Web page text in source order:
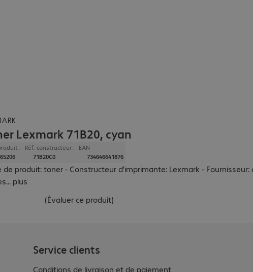
Lexmark 71B20, cyan
:
Réf. constructeur :
71B20C0
EAN
734646641876
de produit: toner - Constructeur d'imprimante: Lexmark -
... plus
(Évaluer ce produit)
Service clients
Conditions de livraison et de paiement